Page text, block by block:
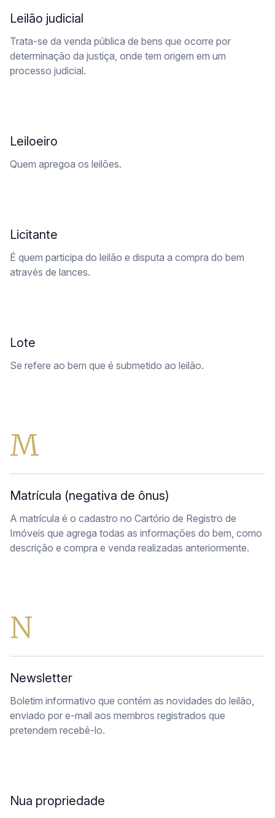
Leilão judicial
Trata-se da venda pública de bens que ocorre por
determinação da justiça, onde tem origem em um
processo judicial.
Leiloeiro
Quem apregoa os leilões.
Licitante
É quem participa do leilão e disputa a compra do bem
através de lances.
Lote
Se refere ao bem que é submetido ao leilão.
M
Matrícula (negativa de ônus)
A matrícula é o cadastro no Cartório de Registro de
Imóveis que agrega todas as informações do bem, como
descrição e compra e venda realizadas anteriormente.
N
Newsletter
Boletim informativo que contém as novidades do leilão,
enviado por e-mail aos membros registrados que
pretendem recebê-lo.
Nua propriedade